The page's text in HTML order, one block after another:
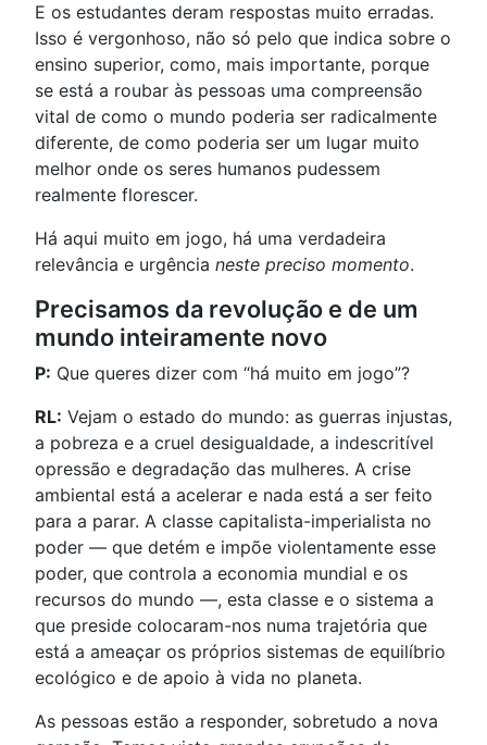
E os estudantes deram respostas muito erradas.
Isso é vergonhoso, não só pelo que indica sobre o
ensino superior, como, mais importante, porque
se está a roubar às pessoas uma compreensão
vital de como o mundo poderia ser radicalmente
diferente, de como poderia ser um lugar muito
melhor onde os seres humanos pudessem
realmente florescer.
Há aqui muito em jogo, há uma verdadeira
relevância e urgência neste preciso momento.
Precisamos da revolução e de um
mundo inteiramente novo
P: Que queres dizer com “há muito em jogo”?
RL: Vejam o estado do mundo: as guerras injustas,
a pobreza e a cruel desigualdade, a indescritível
opressão e degradação das mulheres. A crise
ambiental está a acelerar e nada está a ser feito
para a parar. A classe capitalista-imperialista no
poder — que detém e impõe violentamente esse
poder, que controla a economia mundial e os
recursos do mundo —, esta classe e o sistema a
que preside colocaram-nos numa trajetória que
está a ameaçar os próprios sistemas de equilíbrio
ecológico e de apoio à vida no planeta.
As pessoas estão a responder, sobretudo a nova